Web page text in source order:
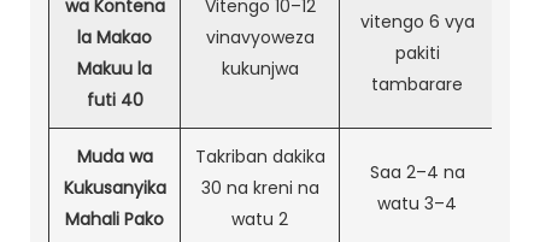
wa Kontena
la Makao
Makuu la
futi 40
Vitengo 10–12
vinavyoweza
kukunjwa
vitengo 6 vya
pakiti
tambarare
Muda wa
Kukusanyika
Mahali Pako
Takriban dakika
30 na kreni na
watu 2
Saa 2–4 ​​na
watu 3–4